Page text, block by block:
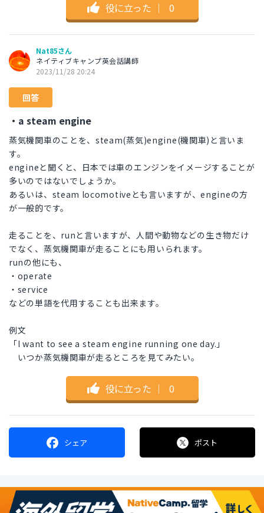
役に立った ｜ 0
Nat85さん
ネイティブキャンプ英会話講師
2023/11/28 20:24
回答
・a steam engine
蒸気機関車のことを、steam(蒸気)engine(機関車)と言いま
す。
engineと聞くと、日本では車のエンジンをイメージすることが
多いのではないでしょうか。
あるいは、steam locomotiveとも言いますが、engineの方
が一般的です。
走ることを、runと言いますが、人間や動物などの生き物だけ
でなく、蒸気機関車が走ることにも用いられます。
runの他にも、
・operate
・service
などの単語を代用することも出来ます。
例文
「I want to see a steam engine running one day.」
いつか蒸気機関車が走るところを見てみたい。
役に立った ｜ 0
シェア ポスト